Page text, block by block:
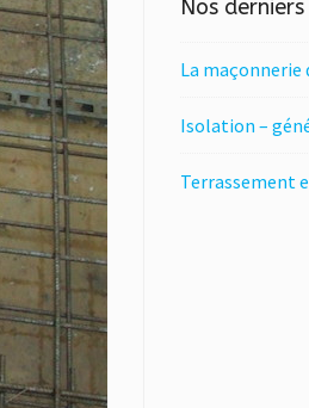
Nos
La maçonnerie
Isolation –
Terrassement